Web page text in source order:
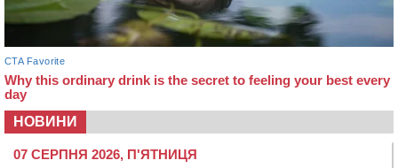
НОВИНИ
07 СЕРПНЯ 2026, П'ЯТНИЦЯ